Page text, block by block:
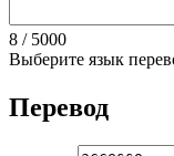
8 / 5000
Выберите язык
Перевод